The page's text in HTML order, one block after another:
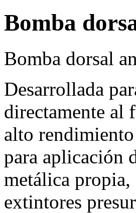
Bomba
Bomba dorsal
Desarrollada
directamente al
alto
para aplicación
metálica propia,
extintores